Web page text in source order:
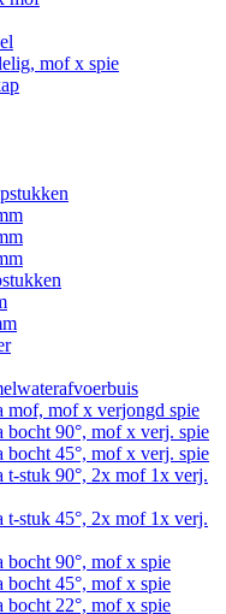
mof x spie
mof, mof x verjongd spie
bocht 90°, mof x verj. spie
bocht 45°, mof x verj. spie
t-stuk 90°, 2x mof 1x verj.
t-stuk 45°, 2x mof 1x verj.
bocht 90°, mof x spie
bocht 45°, mof x spie
bocht 22°, mof x spie